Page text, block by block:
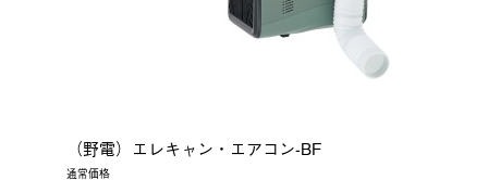
（野電）エレキャン・エアコン-BF
通常価格